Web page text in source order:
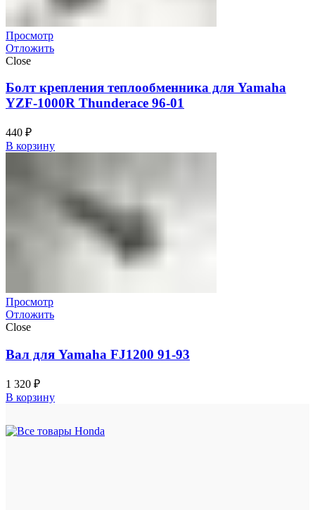
Просмотр
Отложить
Close
Болт крепления теплообменника для Yamaha
YZF-1000R Thunderace 96-01
440 ₽
В корзину
Просмотр
Отложить
Close
Вал для Yamaha FJ1200 91-93
1 320 ₽
В корзину